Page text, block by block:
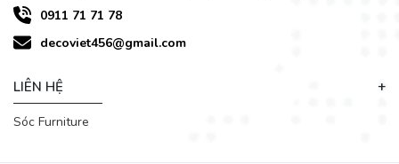
0911 71 71 78
decoviet456@gmail.com
LIÊN HỆ
Sóc Furniture